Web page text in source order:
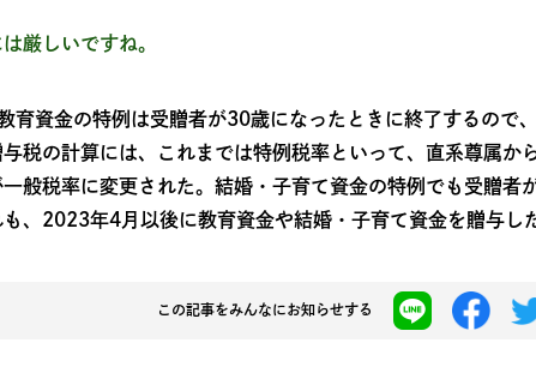
厳しいですね。
育資金の特例は受贈者が30歳になったときに終了するので
税の計算には、これまでは特例税率といって、直系尊属か
般税率に変更された。結婚・子育て資金の特例でも受贈者
、2023年4月以後に教育資金や結婚・子育て資金を贈与し
この記事をみんなにお知らせする